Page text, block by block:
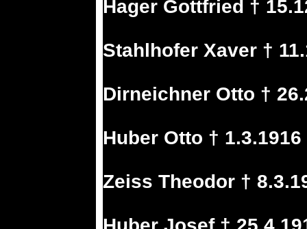
Hager Gottfried †
Stahlhofer Xaver †
Dirneichner Otto †
Huber Otto †
Zeiss Theodor †